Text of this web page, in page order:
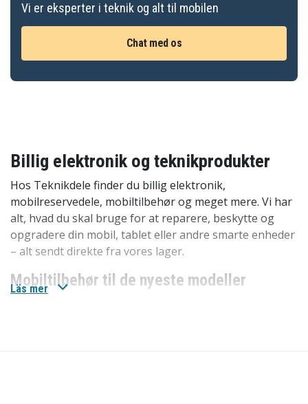
Vi er eksperter i teknik og alt til mobilen
Chat med os
Billig elektronik og teknikprodukter
Hos Teknikdele finder du billig elektronik,
mobilreservedele, mobiltilbehør og meget mere. Vi har
alt, hvad du skal bruge for at reparere, beskytte og
opgradere din mobil, tablet eller andre smarte enheder
– alt sendt direkte fra vores lager.
Mobiltilbehør til de nyeste modeller
Läs mer